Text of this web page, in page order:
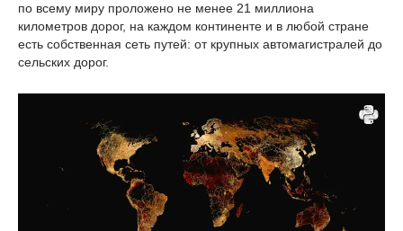
по всему миру проложено не менее 21 миллиона
километров дорог, на каждом континенте и в любой стране
есть собственная сеть путей: от крупных автомагистралей до
сельских дорог.